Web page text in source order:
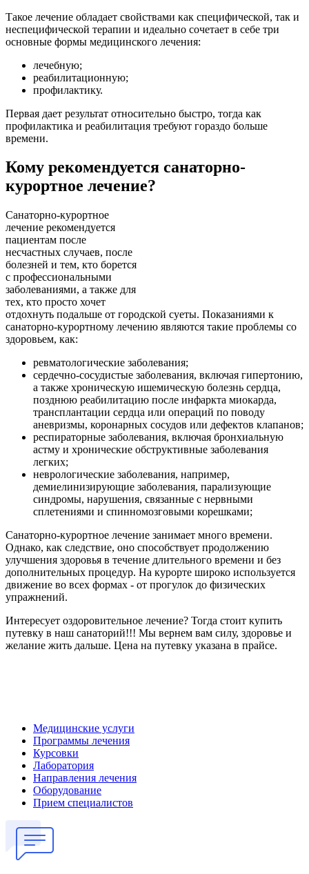
Такое лечение обладает свойствами как специфической, так и
неспецифической терапии и идеально сочетает в себе три
основные формы медицинского лечения:
лечебную;
реабилитационную;
профилактику.
Первая дает результат относительно быстро, тогда как
профилактика и реабилитация требуют гораздо больше
времени.
Кому рекомендуется санаторно-
курортное лечение?
Санаторно-курортное
лечение рекомендуется
пациентам после
несчастных случаев, после
болезней и тем, кто борется
с профессиональными
заболеваниями, а также для
тех, кто просто хочет
отдохнуть подальше от городской суеты. Показаниями к
санаторно-курортному лечению являются такие проблемы со
здоровьем, как:
ревматологические заболевания;
сердечно-сосудистые заболевания, включая гипертонию,
а также хроническую ишемическую болезнь сердца,
позднюю реабилитацию после инфаркта миокарда,
трансплантации сердца или операций по поводу
аневризмы, коронарных сосудов или дефектов клапанов;
респираторные заболевания, включая бронхиальную
астму и хронические обструктивные заболевания
легких;
неврологические заболевания, например,
демиелинизирующие заболевания, парализующие
синдромы, нарушения, связанные с нервными
сплетениями и спинномозговыми корешками;
Санаторно-курортное лечение занимает много времени.
Однако, как следствие, оно способствует продолжению
улучшения здоровья в течение длительного времени и без
дополнительных процедур. На курорте широко используется
движение во всех формах - от прогулок до физических
упражнений.
Интересует оздоровительное лечение? Тогда стоит купить
путевку в наш санаторий!!! Мы вернем вам силу, здоровье и
желание жить дальше. Цена на путевку указана в прайсе.
Медицинские услуги
Программы лечения
Курсовки
Лаборатория
Направления лечения
Оборудование
Прием специалистов